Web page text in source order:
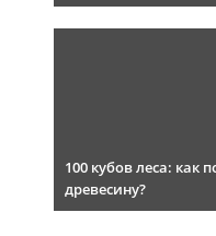
100 кубов леса: как
древесину?